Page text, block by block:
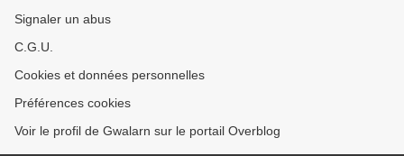
Signaler un abus
C.G.U.
Cookies et données personnelles
Préférences cookies
Voir le profil de Gwalarn sur le portail Overblog